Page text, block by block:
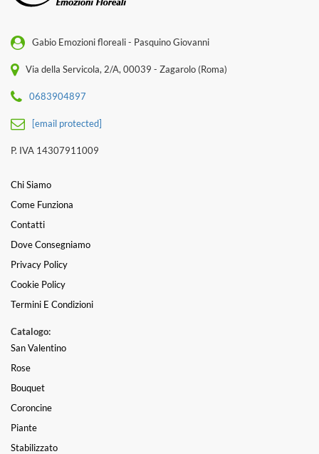
Gabio Emozioni floreali - Pasquino Giovanni
Via della Servicola, 2/A, 00039 - Zagarolo (Roma)
0683904897
[email protected]
P. IVA 14307911009
Chi Siamo
Come Funziona
Contatti
Dove Consegniamo
Privacy Policy
Cookie Policy
Termini E Condizioni
Catalogo:
San Valentino
Rose
Bouquet
Coroncine
Piante
Stabilizzato